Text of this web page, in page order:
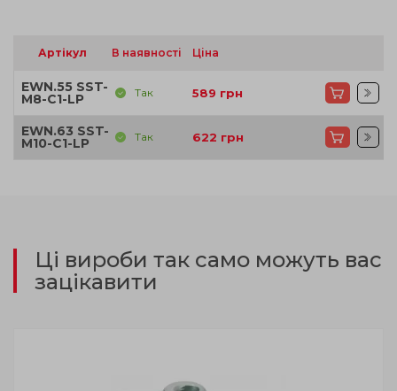
Артікул В наявності Ціна
EWN.55 SST-
M8-C1-LP Так 589 грн
EWN.63 SST-
M10-C1-LP Так 622 грн
Ці вироби так само можуть вас
зацікавити